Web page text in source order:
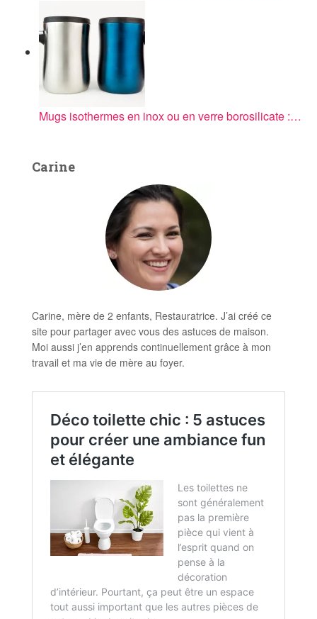
d'installation et robustesse : la
solution idéale pour les systèmes
d'évacuation modernes dans les
bâtiments résidentiels et semi-
commerciaux.
Mugs isothermes en inox ou en verre borosilicate :…
Carine
Carine, mère de 2 enfants, Restauratrice. J’ai créé ce
site pour partager avec vous des astuces de maison.
Moi aussi j’en apprends continuellement grâce à mon
travail et ma vie de mère au foyer.